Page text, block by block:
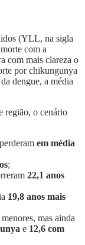
(YLL, na sigla
com a
com mais clareza o
por chikungunya
dengue, a média
região, o cenário
em média
;
22,1 anos
19,8 anos mais
mas ainda
e 12,6 com